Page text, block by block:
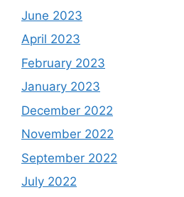
June 2023
April 2023
February 2023
January 2023
December 2022
November 2022
September 2022
July 2022